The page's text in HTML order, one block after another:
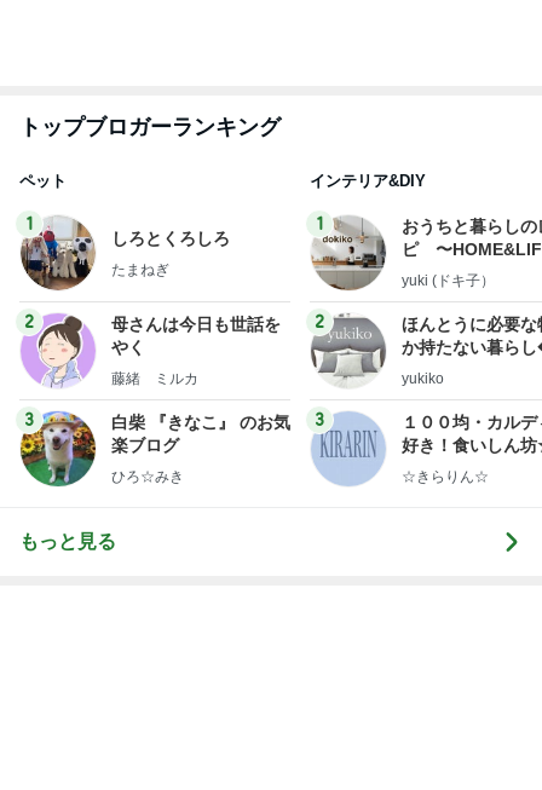
トップブロガーランキング
ペット
1
しろとくろしろ
たまねぎ
2
母さんは今日も世話を
やく
藤緒 ミルカ
3
白柴 『きなこ』 のお気
楽ブログ
ひろ☆みき
インテリア&DIY
1
おうちと暮らしの
ピ 〜
yuki (ドキ子）
2
ほんとうに必要な
か持たない暮ら
ep Life Simple◆
yukiko
3
１００均・カルデ
好き！食いしん
らりん☆のブログ
☆きらりん☆
もっと見る